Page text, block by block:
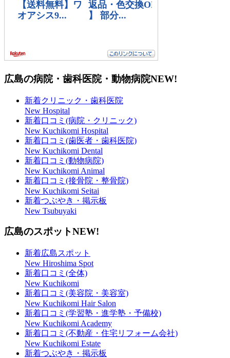
広島の病院・歯科医院・動物病院NEW!
新着クリニック・歯科医院
New Hospital
新着口コミ(病院・クリニック)
New Kuchikomi Hospital
新着口コミ(歯医者・歯科医院)
New Kuchikomi Dental
新着口コミ(動物病院)
New Kuchikomi Animal
新着口コミ(接骨院・整骨院)
New Kuchikomi Seitai
新着つぶやき・掲示板
New Tsubuyaki
広島のスポットNEW!
新着広島スポット
New Hiroshima Spot
新着口コミ(全体)
New Kuchikomi
新着口コミ(美容院・美容室)
New Kuchikomi Hair Salon
新着口コミ(学習塾・進学塾・予備校)
New Kuchikomi Academy
新着口コミ(不動産・住宅リフォーム会社)
New Kuchikomi Estate
新着つぶやき・掲示板